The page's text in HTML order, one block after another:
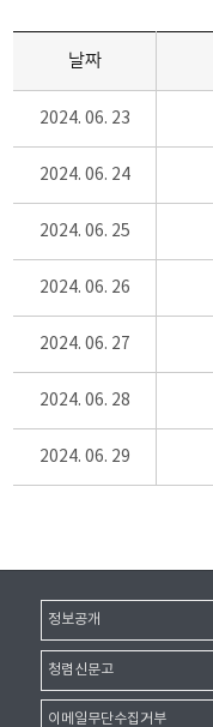
날짜
2024. 06. 23
2024. 06. 24
2024. 06. 25
2024. 06. 26
2024. 06. 27
2024. 06. 28
2024. 06. 29
정보공개
청렴신문고
이메일무단수집거부